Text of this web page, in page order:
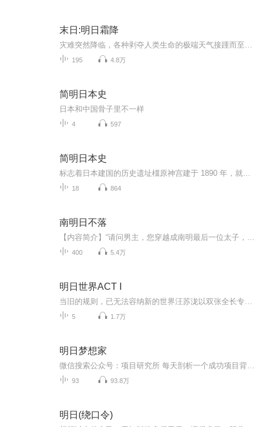
末日:明日霜降
195 4.8万
简明日本史
日本和中国骨子里不一样
4 597
简明日本史
18 864
南明日不落
400 5.4万
明日世界ACT I
5 1.7万
明日梦想家
93 93.8万
明日(绕口令)